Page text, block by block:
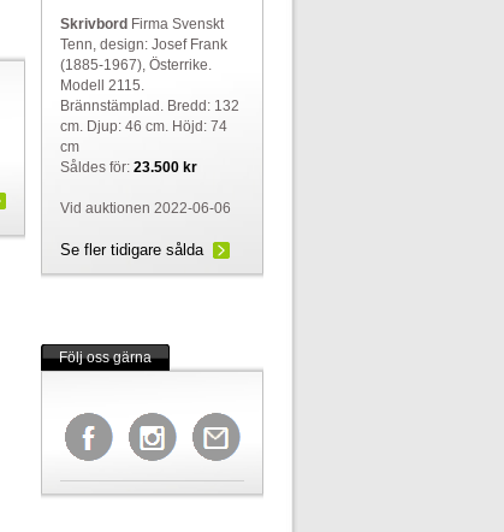
Skrivbord Firma Svenskt
Tenn, design: Josef Frank
(1885-1967), Österrike.
Modell 2115.
Brännstämplad. Bredd: 132
cm. Djup: 46 cm. Höjd: 74
cm
Såldes för: 23.500 kr
Vid auktionen 2022-06-06
Se fler tidigare sålda
Följ oss gärna